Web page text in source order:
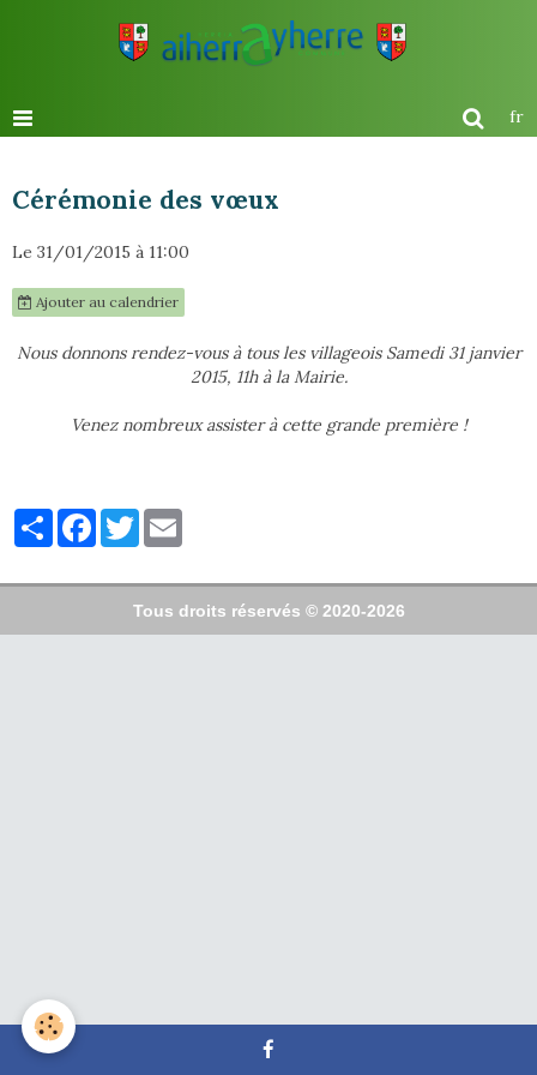
fr
Cérémonie des vœux
Le 31/01/2015 à 11:00
Ajouter au calendrier
Nous donnons rendez-vous à tous les villageois Samedi 31 janvier
2015, 11h à la Mairie.
Venez nombreux assister à cette grande première !
PartagerFacebook
Twitter
Tous droits réservés © 2020-2026